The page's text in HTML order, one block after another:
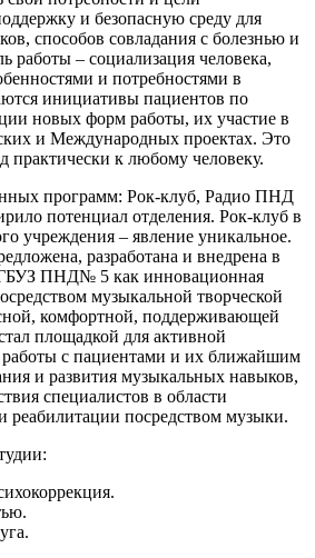
и безопасную среду для
способов совладания с болезнью и
работы – социализация человека,
и потребностями в
инициативы пациентов по
новых форм работы, их участие в
и Международных проектах. Это
практически к любому человеку.
программ: Рок-клуб, Радио ПНД
потенциал отделения. Рок-клуб в
учреждения – явление уникальное.
разработана и внедрена в
ПНД№ 5 как инновационная
музыкальной творческой
комфортной, поддерживающей
площадкой для активной
работы с пациентами и их ближайшим
и развития музыкальных навыков,
специалистов в области
реабилитации посредством музыки.